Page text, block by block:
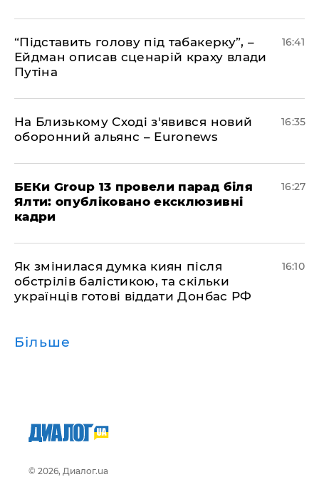
​“Підставить голову під табакерку”, –
Ейдман описав сценарій краху влади
Путіна
16:41
На Близькому Сході з'явився новий
оборонний альянс – Euronews
16:35
БЕКи Group 13 провели парад біля
Ялти: опубліковано ексклюзивні
кадри
16:27
Як змінилася думка киян після
обстрілів балістикою, та скільки
українців готові віддати Донбас РФ
16:10
Більше
© 2026, Диалог.ua